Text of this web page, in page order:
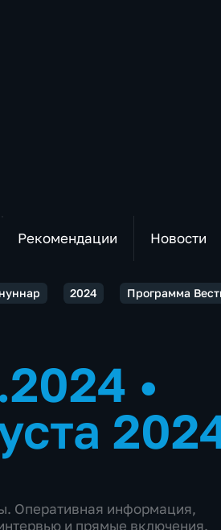
Рекомендации Новости
2024 Программа
•
Оперативная информация,
и прямые включения.